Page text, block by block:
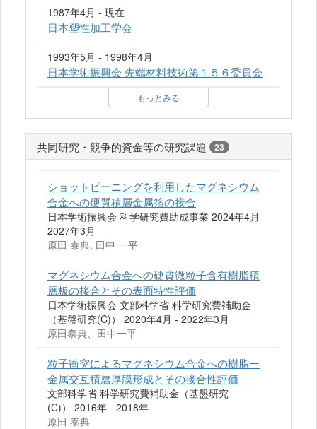
1987年4月 - 現在
日本塑性加工学会
1993年5月 - 1998年4月
日本学術振興会 先端材料技術第１５６委員会
もっとみる
共同研究・競争的資金等の研究課題 23
ショットピーニングを利用したマグネシウム
合金への硬質積層金属箔の接合
日本学術振興会 科学研究費助成事業 2024年4月 -
2027年3月
原田 泰典, 田中 一平
マグネシウム合金への硬質微粒子含有樹脂積
層板の接合とその表面特性評価
日本学術振興会 文部科学省 科学研究費補助金
（基盤研究(C)） 2020年4月 - 2022年3月
原田泰典、田中一平
粒子衝突によるマグネシウム合金への樹脂ー
金属交互積層厚膜形成とその接合性評価
文部科学省 科学研究費補助金（基盤研究
(C)） 2016年 - 2018年
原田 泰典